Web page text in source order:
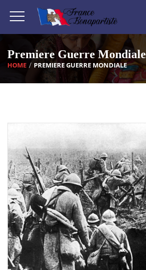
Premiere Guerre Mondiale
HOME PREMIERE GUERRE MONDIALE